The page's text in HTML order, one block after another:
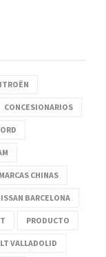
CONCESIONARIOS
MARCAS CHINAS
BARCELONA
PRODUCTO
VALLADOLID